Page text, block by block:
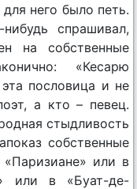
него было петь.
спрашивал,
на собственные
«Кесарю
пословица и не
а кто – певец.
стыдливость
собственные
или в
или в «Буат-де-